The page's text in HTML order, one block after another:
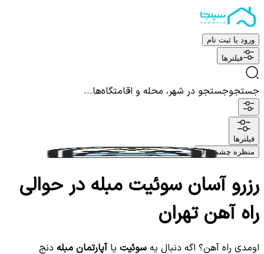
ورود یا ثبت نام
فیلترها
جستجوجستجو در شهر، محله و اقامتگاه‌ها...
فیلترها
منظره چشم نواز
رزرو آسان سوئیت مبله در حوالی
راه آهن تهران
اومدی راه آهن؟ اگه دنبال یه سوئیت یاآپارتمان مبله دنج